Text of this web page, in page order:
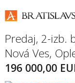
Predaj, 2-izb.
Nová Ves,
196 000,00